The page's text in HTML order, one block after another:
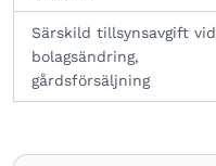
Särskild tillsynsavgift vid
bolagsändring,
gårdsförsäljning